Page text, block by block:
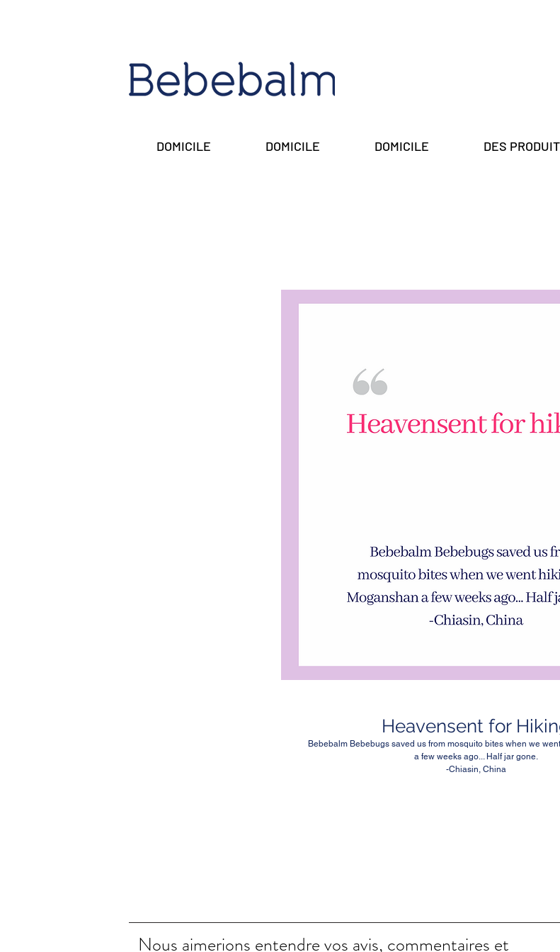
DOMICILE DOMICILE DOMICILE DES
Heavensent for
Bebebalm Bebebugs saved us from mosquito bites when we
a few weeks ago... Half jar gone.
-Chiasin, China
Nous aimerions entendre vos avis, commentaires et